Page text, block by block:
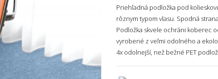
Priehľadná podložka pod
rôznym typom vlasu. Spodná
Podložka skvele ochráni koberec
vyrobené z veľmi odolného a
4x odolnejší, než bežné PET